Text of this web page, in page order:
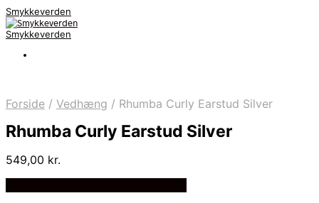
Smykkeverden
Smykkeverden
Forside / Vedhæng / Rhumba Curly Earstud Silver
Rhumba Curly Earstud Silver
549,00 kr.